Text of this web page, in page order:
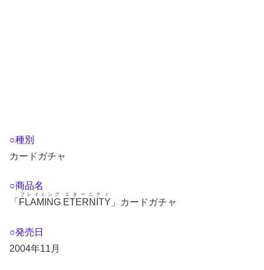
○種別
カードガチャ
○商品名
「 FLAMING
フレイミング
ETERNITY
エターニティ
」カードガチャ
○発売日
2004年11月